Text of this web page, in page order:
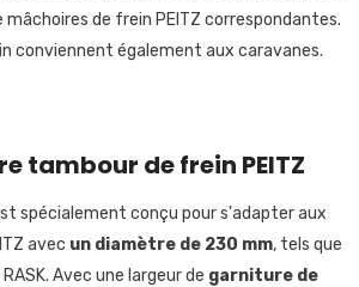
de frein PEITZ correspondantes.
conviennent également aux caravanes.
tambour de frein PEITZ
spécialement conçu pour s'adapter aux
avec un diamètre de 230 mm, tels que
Avec une largeur de garniture de